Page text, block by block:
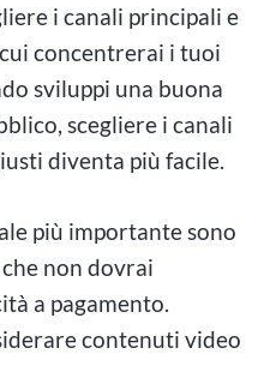
i canali principali e
concentrerai i tuoi
sviluppi una buona
scegliere i canali
diventa più facile.
più importante sono
non dovrai
a pagamento.
contenuti video